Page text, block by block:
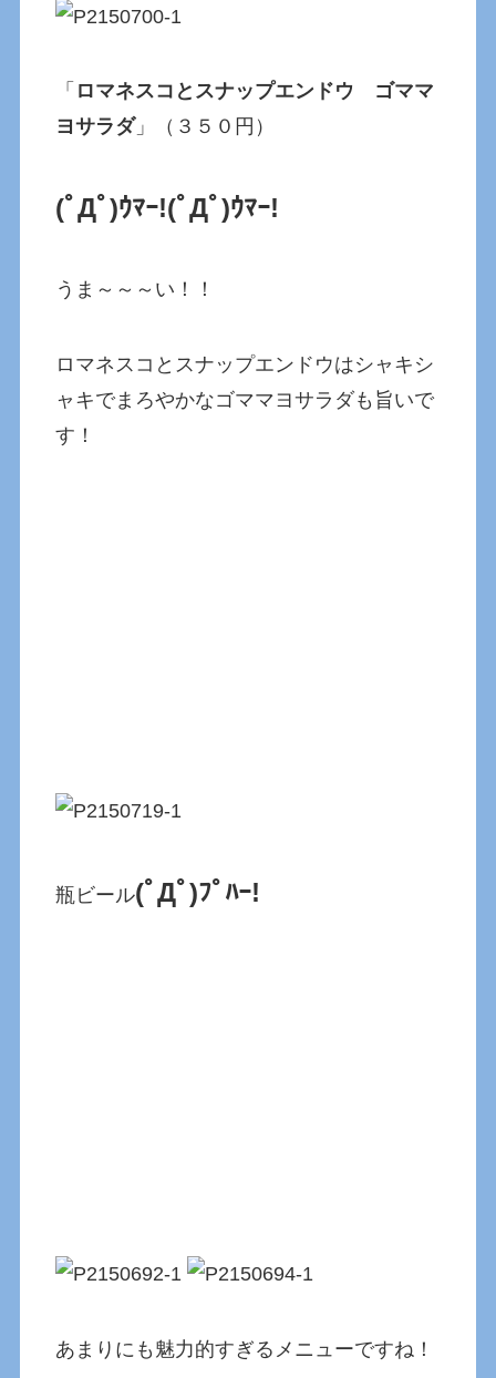
「 ロマネスコとスナップエンドウ ゴママ
ヨサラダ」（３５０円）
(ﾟДﾟ)ｳﾏｰ!(ﾟДﾟ)ｳﾏｰ!
うま～～～い！！
ロマネスコとスナップエンドウはシャキシ
ャキでまろやかなゴママヨサラダも旨いで
す！
瓶ビール(ﾟДﾟ)ﾌﾟﾊｰ!
あまりにも魅力的すぎるメニューですね！